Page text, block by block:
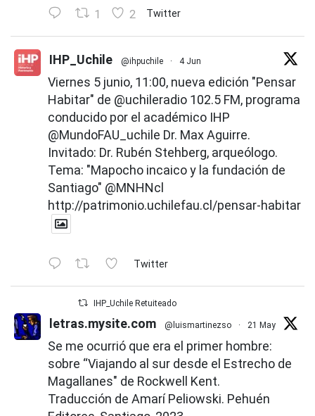
1 2 Twitter
IHP_Uchile @ihpuchile · 4 Jun
Viernes 5 junio, 11:00, nueva edición "Pensar
Habitar" de @uchileradio 102.5 FM, programa
conducido por el académico IHP
@MundoFAU_uchile Dr. Max Aguirre.
Invitado: Dr. Rubén Stehberg, arqueólogo.
Tema: "Mapocho incaico y la fundación de
Santiago" @MNHNcl
http://patrimonio.uchilefau.cl/pensar-habitar
Twitter
IHP_Uchile Retuiteado
letras.mysite.com @luismartinezso · 21 May
Se me ocurrió que era el primer hombre:
sobre “Viajando al sur desde el Estrecho de
Magallanes" de Rockwell Kent.
Traducción de Amarí Peliowski. Pehuén